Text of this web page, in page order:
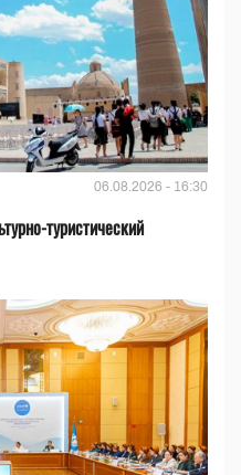
06.08.2026 - 16:30
туристический